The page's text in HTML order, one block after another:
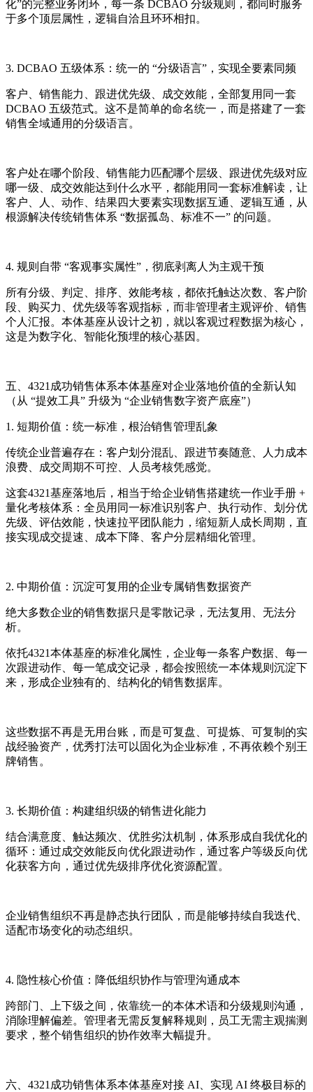
化”的完整业务闭环，每一条 DCBAO 分级规则，都同时服务
于多个顶层属性，逻辑自洽且环环相扣。
3. DCBAO 五级体系：统一的 “分级语言”，实现全要素同频
客户、销售能力、跟进优先级、成交效能，全部复用同一套
DCBAO 五级范式。这不是简单的命名统一，而是搭建了一套
销售全域通用的分级语言。
客户处在哪个阶段、销售能力匹配哪个层级、跟进优先级对应
哪一级、成交效能达到什么水平，都能用同一套标准解读，让
客户、人、动作、结果四大要素实现数据互通、逻辑互通，从
根源解决传统销售体系 “数据孤岛、标准不一” 的问题。
4. 规则自带 “客观事实属性”，彻底剥离人为主观干预
所有分级、判定、排序、效能考核，都依托触达次数、客户阶
段、购买力、优先级等客观指标，而非管理者主观评价、销售
个人汇报。本体基座从设计之初，就以客观过程数据为核心，
这是为数字化、智能化预埋的核心基因。
五、4321成功销售体系本体基座对企业落地价值的全新认知
（从 “提效工具” 升级为 “企业销售数字资产底座”）
1. 短期价值：统一标准，根治销售管理乱象
传统企业普遍存在：客户划分混乱、跟进节奏随意、人力成本
浪费、成交周期不可控、人员考核凭感觉。
这套4321基座落地后，相当于给企业销售搭建统一作业手册 +
量化考核体系：全员用同一标准识别客户、执行动作、划分优
先级、评估效能，快速拉平团队能力，缩短新人成长周期，直
接实现成交提速、成本下降、客户分层精细化管理。
2. 中期价值：沉淀可复用的企业专属销售数据资产
绝大多数企业的销售数据只是零散记录，无法复用、无法分
析。
依托4321本体基座的标准化属性，企业每一条客户数据、每一
次跟进动作、每一笔成交记录，都会按照统一本体规则沉淀下
来，形成企业独有的、结构化的销售数据库。
这些数据不再是无用台账，而是可复盘、可提炼、可复制的实
战经验资产，优秀打法可以固化为企业标准，不再依赖个别王
牌销售。
3. 长期价值：构建组织级的销售进化能力
结合满意度、触达频次、优胜劣汰机制，体系形成自我优化的
循环：通过成交效能反向优化跟进动作，通过客户等级反向优
化获客方向，通过优先级排序优化资源配置。
企业销售组织不再是静态执行团队，而是能够持续自我迭代、
适配市场变化的动态组织。
4. 隐性核心价值：降低组织协作与管理沟通成本
跨部门、上下级之间，依靠统一的本体术语和分级规则沟通，
消除理解偏差。管理者无需反复解释规则，员工无需主观揣测
要求，整个销售组织的协作效率大幅提升。
六、4321成功销售体系本体基座对接 AI、实现 AI 终极目标的